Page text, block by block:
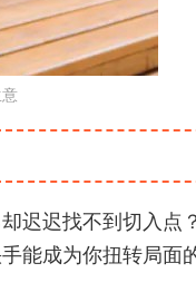
迟迟找不到切入点
能成为你扭转局面